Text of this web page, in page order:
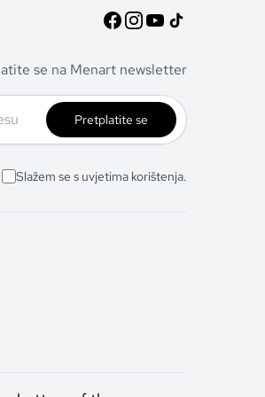
se na Menart newsletter
Pretplatite se
Slažem se s uvjetima korištenja.